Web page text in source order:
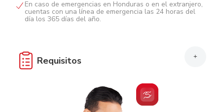
En caso de emergencias en Honduras o en el extranjero,
cuentas con una línea de emergencia las 24 horas del
día los 365 días del año.
Requisitos +
Edad de 18 a 64 años.
Hondureños: Originales y fotocopias del Documento